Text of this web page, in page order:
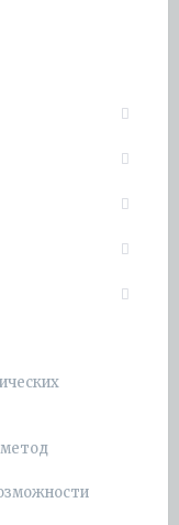
метод